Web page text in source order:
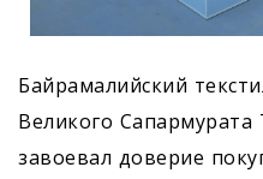
Байрамалийский
Великого
завоевал доверие